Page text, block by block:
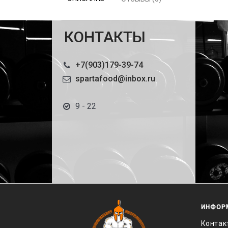
КОНТАКТЫ
+7(903)179-39-74
spartafood@inbox.ru
9 - 22